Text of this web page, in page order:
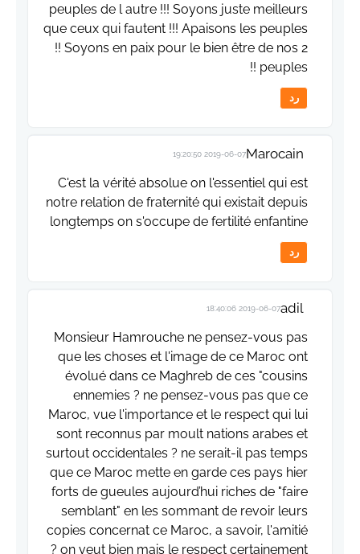
peuples de l autre !!! Soyons juste meilleurs
que ceux qui fautent !!! Apaisons les peuples
!! Soyons en paix pour le bien être de nos 2
peuples !!
رد
Marocain
2019-06-07 19:20:50
C'est la vérité absolue on l'essentiel qui est
notre relation de fraternité qui existait depuis
longtemps on s'occupe de fertilité enfantine
رد
adil
2019-06-07 18:40:06
Monsieur Hamrouche ne pensez-vous pas
que les choses et l'image de ce Maroc ont
évolué dans ce Maghreb de ces "cousins
ennemies ? ne pensez-vous pas que ce
Maroc, vue l'importance et le respect qui lui
sont reconnus par moult nations arabes et
surtout occidentales ? ne serait-il pas temps
que ce Maroc mette en garde ces pays hier
forts de gueules aujourd’hui riches de "faire
semblant" en les sommant de revoir leurs
copies concernat ce Maroc, a savoir, l'amitié
? on veut bien mais le respect certainement